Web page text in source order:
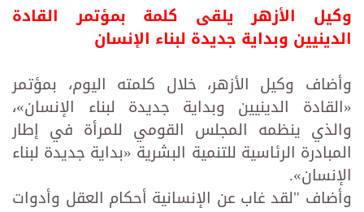
وكيل الأزهر يلقى كلمة بمؤتمر القادة
الدينيين وبداية جديدة لبناء الإنسان
وأضاف وكيل الأزهر، خلال كلمته اليوم، بمؤتمر
«القادة الدينيين وبداية جديدة لبناء الإنسان»،
والذي ينظمه المجلس القومي للمرأة في إطار
المبادرة الرئاسية للتنمية البشرية «بداية جديدة لبناء
الإنسان».
وأضاف "لقد غاب عن الإنسانية أحكام العقل وأدوات